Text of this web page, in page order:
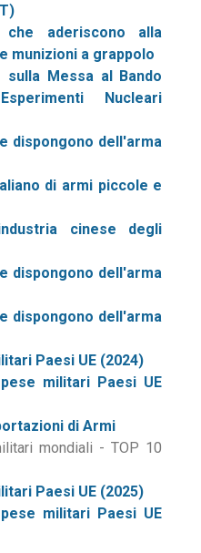
aderiscono alla
munizioni a grappolo
sulla Messa al Bando
Nucleari
dispongono dell'arma
di armi piccole e
cinese degli
dispongono dell'arma
dispongono dell'arma
Paesi UE (2024)
militari Paesi UE
di Armi
mondiali - TOP 10
Paesi UE (2025)
militari Paesi UE